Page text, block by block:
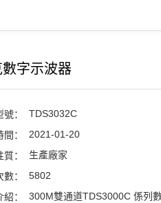
數字示波器
： TDS3032C
： 2021-01-20
： 生產廠家
： 5802
： 300M雙通道TDS3000C 係列數